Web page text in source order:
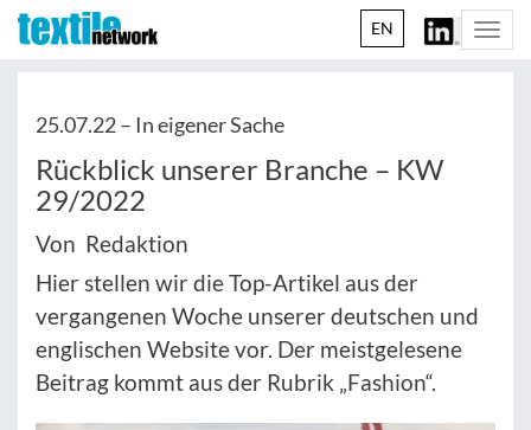
EN
25.07.22 – In eigener Sache
Rückblick unserer Branche – KW
29/2022
Von Redaktion
Hier stellen wir die Top-Artikel aus der
vergangenen Woche unserer deutschen und
englischen Website vor. Der meistgelesene
Beitrag kommt aus der Rubrik „Fashion“.